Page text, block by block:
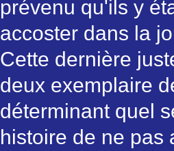
prévenu qu'ils y
accoster dans la
Cette dernière
deux exemplaire
déterminant quel
histoire de ne pas